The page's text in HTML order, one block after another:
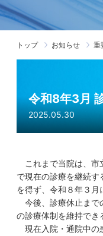
トップ お知らせ 重
令和8年3月
2025.05.30
これまで当院は、市
で現在の診療を継続
を得ず、令和８年３月
今後、診療休止まで
の診療体制を維持でき
現在入院・通院中の